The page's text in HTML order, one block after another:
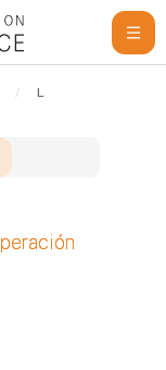
Learning Resources